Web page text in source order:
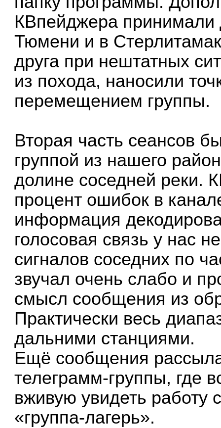
КВпейджера
Тюмени и в
друга при нештатных
из похода, наносили
перемещением группы.
Вторая часть сеансов
группой из нашего
долине соседней реки.
процент ошибок в
информация
голосовая связь у нас
сигналов соседних по
звучал очень слабо и
смысл сообщения из
Практически весь
дальними станциями.
Ещё сообщения
телеграмм-группы, где
вживую увидеть работу
«группа-лагерь».